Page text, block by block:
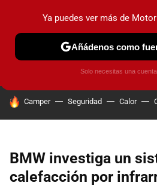
PRUEBAS COCHES ELÉCTRICOS
HOY SE HABLA DE
Camper Seguridad Calor
BMW investiga un
calefacción por
Ya puedes ver más de
Añádenos como
Solo necesitas una